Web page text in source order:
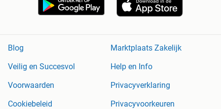
Blog
Marktplaats Zakelijk
Veilig en Succesvol
Help en Info
Voorwaarden
Privacyverklaring
Cookiebeleid
Privacyvoorkeuren